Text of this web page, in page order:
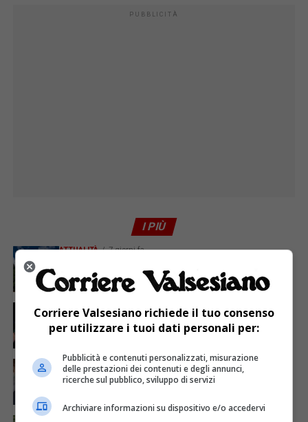
PUBBLICITÀ
I PIÙ
ATTUALITÀ 7 giorni fa
Alagna
Sabato 8 agosto in piazza a Varallo Gran Galà Lirico
ATTUALITÀ 6 giorni fa
Auguri alla centenaria Piera Rosa Taddia
Corriere Valsesiano richiede il tuo consenso
per utilizzare i tuoi dati personali per:
Pubblicità e contenuti personalizzati, misurazione
delle prestazioni dei contenuti e degli annunci,
ricerche sul pubblico, sviluppo di servizi
Archiviare informazioni su dispositivo e/o accedervi